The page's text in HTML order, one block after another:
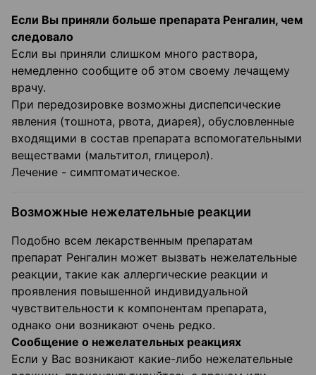
Если Вы приняли больше препарата Ренгалин, чем
следовало
Если вы приняли слишком много раствора,
немедленно сообщите об этом своему лечащему
врачу.
При передозировке возможны диспепсические
явления (тошнота, рвота, диарея), обусловленные
входящими в состав препарата вспомогательными
веществами (мальтитол, глицерол).
Лечение - симптоматическое.
Возможные нежелательные реакции
Подобно всем лекарственным препаратам
препарат Ренгалин может вызвать нежелательные
реакции, такие как аллергические реакции и
проявления повышенной индивидуальной
чувствительности к компонентам препарата,
однако они возникают очень редко.
Сообщение о нежелательных реакциях
Если у Вас возникают какие-либо нежелательные